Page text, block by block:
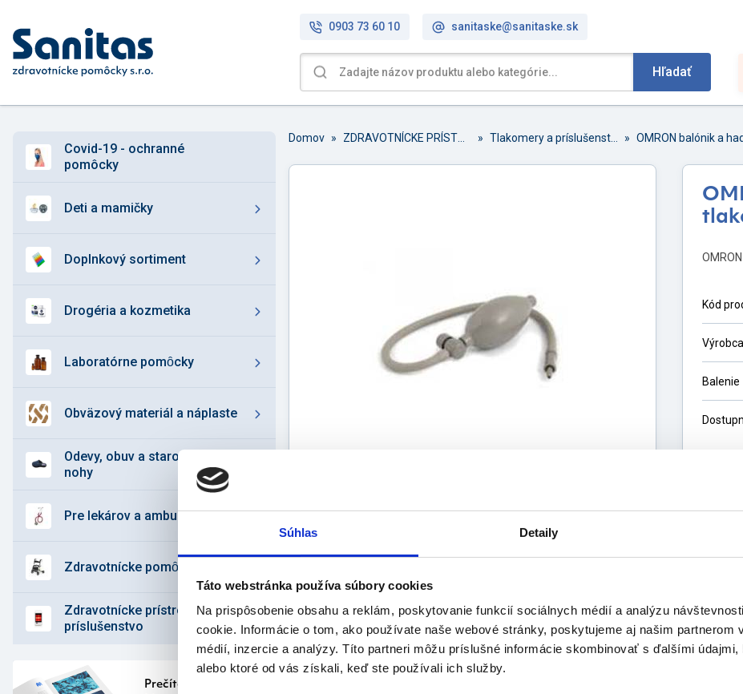
Súhlas Detaily
Táto webstránka používa súbory cookies
Na prispôsobenie obsahu a reklám, poskytovanie funkcií sociálnych médií a analýzu
cookie. Informácie o tom, ako používate naše webové stránky, poskytujeme aj našim partnerom
médií, inzercie a analýzy. Títo partneri môžu príslušné informácie skombinovať s ďalšími
alebo ktoré od vás získali, keď ste používali ich služby.
0903 73 60 10 sanitaske@sanitaske.sk
Hľadať
covid-19 - ochranné
pomôcky
deti a mamičky
doplnkový sortiment
drogéria a kozmetika
laboratórne pomȏcky
obväzový materiál a náplaste
odevy, obuv a starostlivosť o
nohy
pre lekárov a ambulancie
zdravotnícke pomȏcky
zdravotnícke prístroje a
príslušenstvo
Prečítajte si náš
Domov » » » OMRON balónik a
Kód
Výrobca
Balenie
Popis
produktu
Výrobca
Vlastnosti: